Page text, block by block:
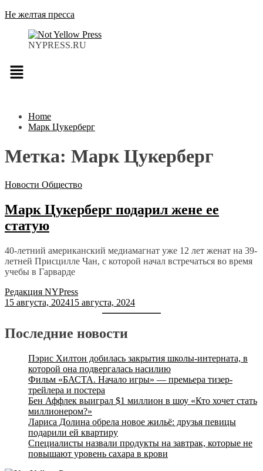
Не желтая пресса
NYPRESS.RU
Меню
Home
Марк Цукерберг
Метка: Марк Цукерберг
Новости Общество
Марк Цукерберг подарил жене ее
статую
40-летний американский медиамагнат уже 12 лет женат на 39-
летней Присцилле Чан, с которой начал встречаться во время
учебы в Гарварде
Редакция NYPress
15 августа, 202415 августа, 2024
Последние новости
Пэрис Хилтон добилась закрытия школы-интерната, в
которой она подвергалась насилию
Фильм «БАСТА. Начало игры» — премьера тизер-
трейлера и постера
Бен Аффлек выиграл $1 миллион в шоу «Кто хочет стать
миллионером?»
Лариса Долина обрела новое жильё: друзья певицы
подарили ей квартиру
Специалисты назвали продукты на завтрак, которые не
повышают уровень сахара в крови